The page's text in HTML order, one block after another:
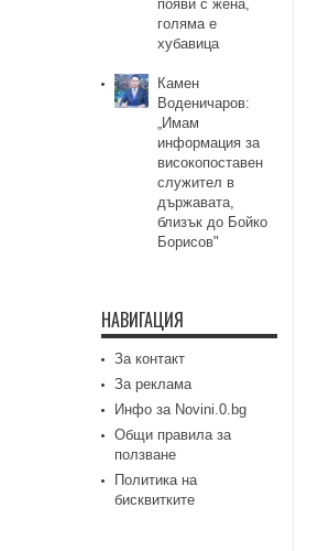
появи с жена,
голяма е
хубавица
Камен
Воденичаров:
„Имам
информация за
високопоставен
служител в
държавата,
близък до Бойко
Борисов"
НАВИГАЦИЯ
За контакт
За реклама
Инфо за Novini.0.bg
Общи правила за
ползване
Политика на
бисквитките